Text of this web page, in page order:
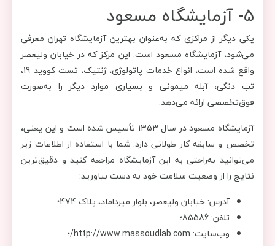
5- آزمایشگاه مسعود
یکی دیگر از مراکزی که به‌عنوان بهترین آزمایشگاه تهران معرفی
می‌شود، آزمایشگاه مسعود است. این مرکز که در خیابان ولیعصر
واقع شده است، انواع خدمات پاتولوژی، ژنتیک، تست کووید 19،
تب دنگی، آبله میمونی و بسیاری موارد دیگر را به‌صورت
فوق‌تخصصی ارائه می‌دهد.
آزمایشگاه مسعود در سال 1353 تأسیس شده است و این یعنی،
تخصص و سابقه کار طولانی دارد. شما با استفاده از اطلاعات زیر
می‌توانید به‌راحتی به این آزمایشگاه مراجعه کنید و دقیق‌ترین
نتایج را از وضعیت سلامت خود به دست بیاورید:
آدرس: خیابان ولیعصر، بلوار میرداماد، پلاک 474؛
تلفن: 85586؛
وب‌سایت: http://www.massoudlab.com/؛